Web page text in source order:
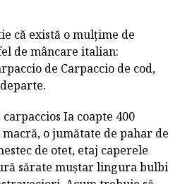
că există o mulțime de
de mâncare italian:
de Carpaccio de cod,
Ia coapte 400
o jumătate de pahar de
de otet, etaj caperele
sărate muștar lingura bulbi